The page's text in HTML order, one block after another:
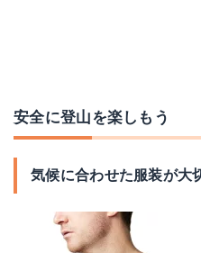
安全に登山を楽しもう
気候に合わせた服装が大